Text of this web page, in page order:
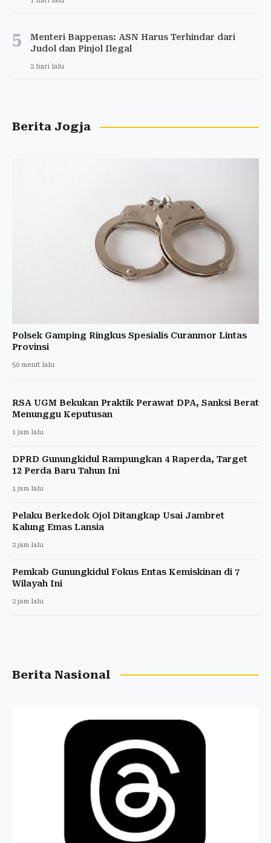
5
Menteri Bappenas: ASN Harus Terhindar dari
Judol dan Pinjol Ilegal
2 hari lalu
Berita Jogja
Polsek Gamping Ringkus Spesialis Curanmor Lintas
Provinsi
50 menit lalu
RSA UGM Bekukan Praktik Perawat DPA, Sanksi Berat
Menunggu Keputusan
1 jam lalu
DPRD Gunungkidul Rampungkan 4 Raperda, Target
12 Perda Baru Tahun Ini
1 jam lalu
Pelaku Berkedok Ojol Ditangkap Usai Jambret
Kalung Emas Lansia
2 jam lalu
Pemkab Gunungkidul Fokus Entas Kemiskinan di 7
Wilayah Ini
2 jam lalu
Berita Nasional